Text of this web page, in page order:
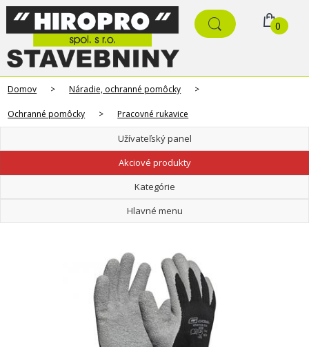
0
Domov > Náradie, ochranné pomôcky >
Ochranné pomôcky > Pracovné rukavice
Užívateľský panel
Akciové produkty
Kategórie
Hlavné menu